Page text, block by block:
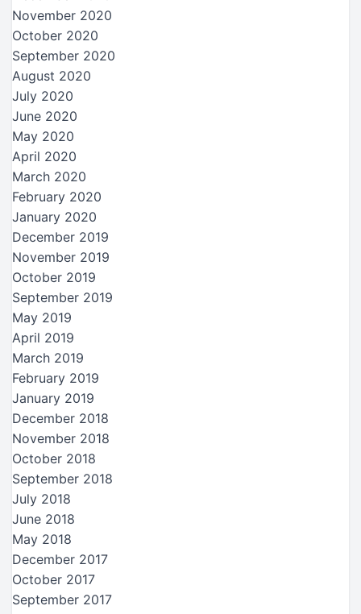
November 2020
October 2020
September 2020
August 2020
July 2020
June 2020
May 2020
April 2020
March 2020
February 2020
January 2020
December 2019
November 2019
October 2019
September 2019
May 2019
April 2019
March 2019
February 2019
January 2019
December 2018
November 2018
October 2018
September 2018
July 2018
June 2018
May 2018
December 2017
October 2017
September 2017